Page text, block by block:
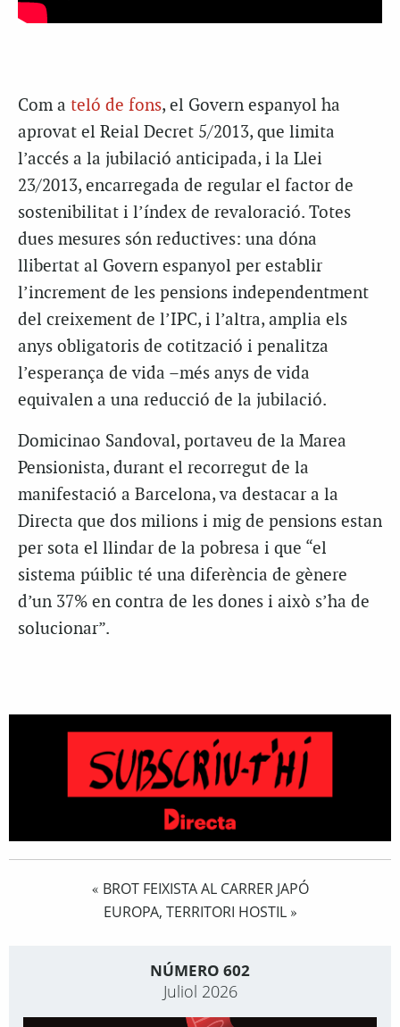
Com a teló de fons, el Govern espanyol ha
aprovat el Reial Decret 5/2013, que limita
l’accés a la jubilació anticipada, i la Llei
23/2013, encarregada de regular el factor de
sostenibilitat i l’índex de revaloració. Totes
dues mesures són reductives: una dóna
llibertat al Govern espanyol per establir
l’increment de les pensions independentment
del creixement de l’IPC, i l’altra, amplia els
anys obligatoris de cotització i penalitza
l’esperança de vida –més anys de vida
equivalen a una reducció de la jubilació.
Domicinao Sandoval, portaveu de la Marea
Pensionista, durant el recorregut de la
manifestació a Barcelona, va destacar a la
Directa que dos milions i mig de pensions estan
per sota el llindar de la pobresa i que “el
sistema púiblic té una diferència de gènere
d’un 37% en contra de les dones i això s’ha de
solucionar”.
« BROT FEIXISTA AL CARRER JAPÓ
EUROPA, TERRITORI HOSTIL»
NÚMERO 602
Juliol 2026